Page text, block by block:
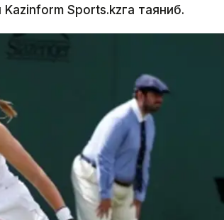
Sports.kzга таяниб.